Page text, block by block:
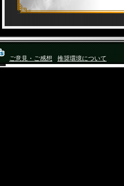
ご意見・ご感想 推奨環境について